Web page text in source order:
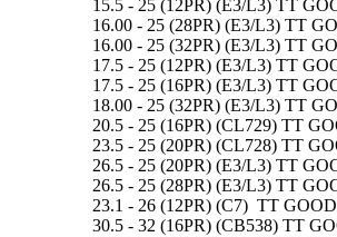
15.5 - 25 (12PR) (E3/L3) ТТ
16.00 - 25 (28PR) (E3/L3) ТТ
16.00 - 25 (32PR) (E3/L3) ТТ
17.5 - 25 (12PR) (E3/L3) ТТ
17.5 - 25 (16PR) (E3/L3) ТТ
18.00 - 25 (32PR) (E3/L3) ТТ
20.5 - 25 (16PR) (CL729) ТТ
23.5 - 25 (20PR) (CL728) ТТ
26.5 - 25 (20PR) (E3/L3) ТТ
26.5 - 25 (28PR) (E3/L3) ТТ
23.1 - 26 (12PR) (С7) ТТ
30.5 - 32 (16PR) (CB538) ТТ